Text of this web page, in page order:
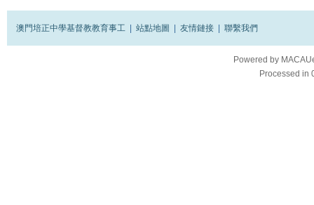
澳門培正中學基督教教育事工 站點地圖 友情鏈接 聯繫我們
Powered by
Processed in